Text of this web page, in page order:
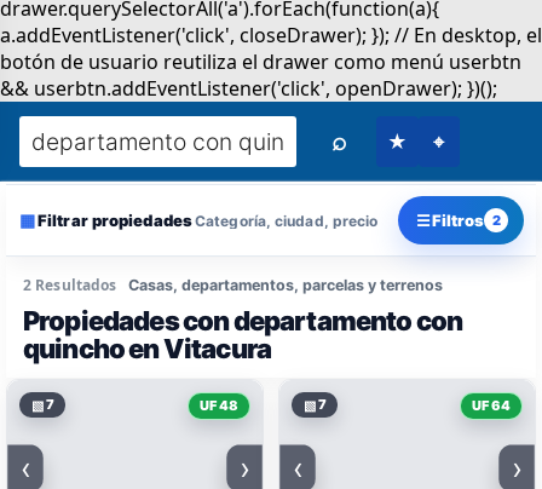
⌕ ★ ⌖
▦Filtrar propiedadesCategoría, ciudad, precio ☰Filtros 2
2 Resultados
Propiedades con departamento con
quincho en Vitacura
Casas, departamentos, parcelas y terrenos
▧7 UF 48
‹ ›
▧7 UF 64
‹ ›